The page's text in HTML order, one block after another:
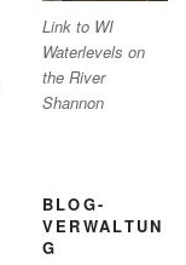
Link to WI
Waterlevels on
the River
Shannon
BLOG-
VERWALTUN
G